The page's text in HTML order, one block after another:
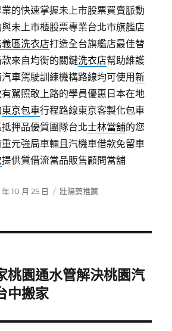
的快速掌握未上市股票買賣脈動
未上市櫃股票專業台北市旗艦店
義區洗衣店打造全台旗艦店最佳替
來自均衡的關鍵洗衣店幫助維護
車駕駛訓練機構路線均可使用新
駕照敢上路的學員優惠日本在地
東京包車行程路線東京客製化包車
押品優質團隊台北士林當舖的您
元強局車輛且汽機車借款免留車
提供質借流當品販售顧問當舖
10 月 25 日
分
壯陽藥推薦
桃園通水管解決桃園汽
中搬家